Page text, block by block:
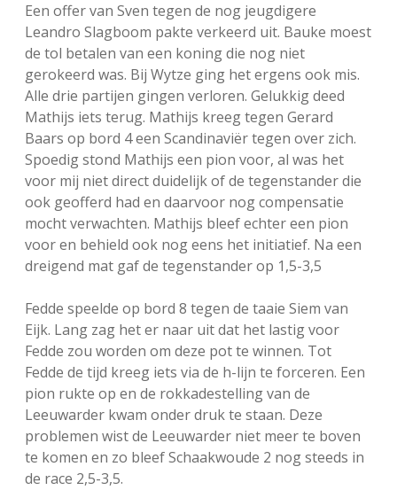
Een offer van Sven tegen de nog jeugdigere
Leandro Slagboom pakte verkeerd uit. Bauke moest
de tol betalen van een koning die nog niet
gerokeerd was. Bij Wytze ging het ergens ook mis.
Alle drie partijen gingen verloren. Gelukkig deed
Mathijs iets terug. Mathijs kreeg tegen Gerard
Baars op bord 4 een Scandinaviër tegen over zich.
Spoedig stond Mathijs een pion voor, al was het
voor mij niet direct duidelijk of de tegenstander die
ook geofferd had en daarvoor nog compensatie
mocht verwachten. Mathijs bleef echter een pion
voor en behield ook nog eens het initiatief. Na een
dreigend mat gaf de tegenstander op 1,5-3,5
Fedde speelde op bord 8 tegen de taaie Siem van
Eijk. Lang zag het er naar uit dat het lastig voor
Fedde zou worden om deze pot te winnen. Tot
Fedde de tijd kreeg iets via de h-lijn te forceren. Een
pion rukte op en de rokkadestelling van de
Leeuwarder kwam onder druk te staan. Deze
problemen wist de Leeuwarder niet meer te boven
te komen en zo bleef Schaakwoude 2 nog steeds in
de race 2,5-3,5.